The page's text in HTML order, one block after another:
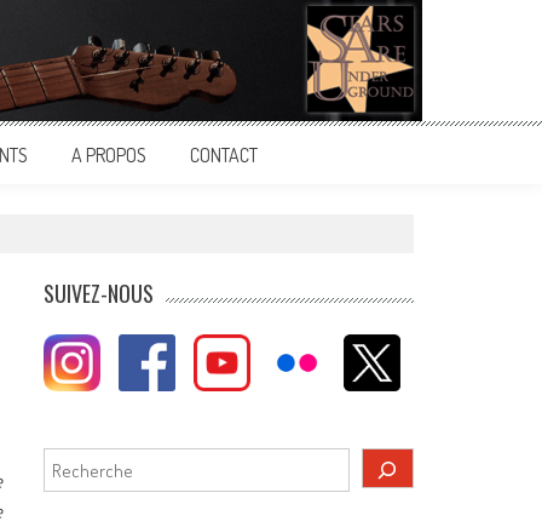
A PROPOS CONTACT
SUIVEZ-NOUS
Rechercher